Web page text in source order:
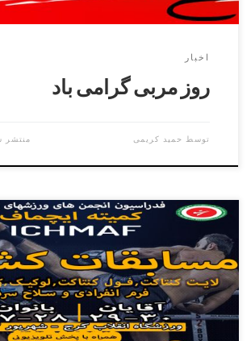
اخبار
روز مربی گرامی باد
توسط حمید کریمی
سومین دوره مسابقات بزرگ کشوری کمیته
کیک بوکسینگ قهرمانی کشور انتخابی تیم
برون مرزی و بین المللی در تمامی رده های
برگزار میگردد بانوان آقایان زمان ثبت نام و